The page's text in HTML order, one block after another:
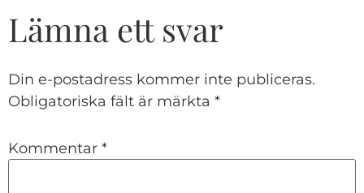
Lämna ett svar
Din e-postadress kommer inte publiceras.
Obligatoriska fält är märkta *
Kommentar *